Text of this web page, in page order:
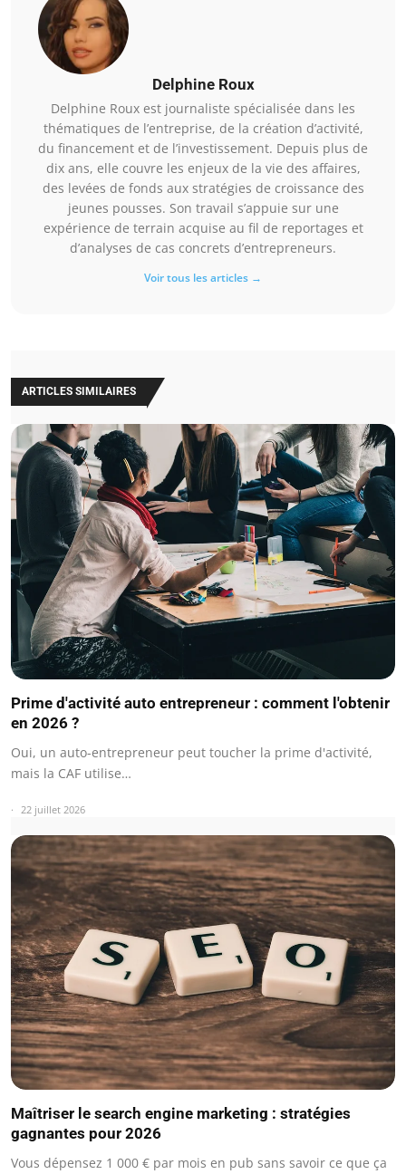
Delphine Roux
Delphine Roux est journaliste spécialisée dans les
thématiques de l’entreprise, de la création d’activité,
du financement et de l’investissement. Depuis plus de
dix ans, elle couvre les enjeux de la vie des affaires,
des levées de fonds aux stratégies de croissance des
jeunes pousses. Son travail s’appuie sur une
expérience de terrain acquise au fil de reportages et
d’analyses de cas concrets d’entrepreneurs.
Voir tous les articles →
ARTICLES SIMILAIRES
Prime d'activité auto entrepreneur : comment l'obtenir
en 2026 ?
Oui, un auto-entrepreneur peut toucher la prime d'activité,
mais la CAF utilise…
22 juillet 2026
Maîtriser le search engine marketing : stratégies
gagnantes pour 2026
Vous dépensez 1 000 € par mois en pub sans savoir ce que ça